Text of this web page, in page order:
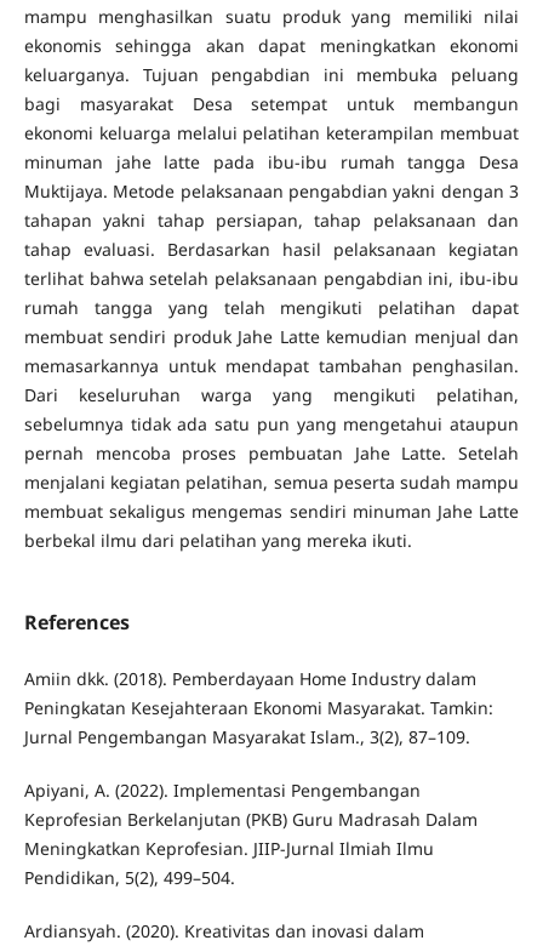
mampu menghasilkan suatu produk yang memiliki nilai
ekonomis sehingga akan dapat meningkatkan ekonomi
keluarganya. Tujuan pengabdian ini membuka peluang
bagi masyarakat Desa setempat untuk membangun
ekonomi keluarga melalui pelatihan keterampilan membuat
minuman jahe latte pada ibu-ibu rumah tangga Desa
Muktijaya. Metode pelaksanaan pengabdian yakni dengan 3
tahapan yakni tahap persiapan, tahap pelaksanaan dan
tahap evaluasi. Berdasarkan hasil pelaksanaan kegiatan
terlihat bahwa setelah pelaksanaan pengabdian ini, ibu-ibu
rumah tangga yang telah mengikuti pelatihan dapat
membuat sendiri produk Jahe Latte kemudian menjual dan
memasarkannya untuk mendapat tambahan penghasilan.
Dari keseluruhan warga yang mengikuti pelatihan,
sebelumnya tidak ada satu pun yang mengetahui ataupun
pernah mencoba proses pembuatan Jahe Latte. Setelah
menjalani kegiatan pelatihan, semua peserta sudah mampu
membuat sekaligus mengemas sendiri minuman Jahe Latte
berbekal ilmu dari pelatihan yang mereka ikuti.
References
Amiin dkk. (2018). Pemberdayaan Home Industry dalam
Peningkatan Kesejahteraan Ekonomi Masyarakat. Tamkin:
Jurnal Pengembangan Masyarakat Islam., 3(2), 87–109.
Apiyani, A. (2022). Implementasi Pengembangan
Keprofesian Berkelanjutan (PKB) Guru Madrasah Dalam
Meningkatkan Keprofesian. JIIP-Jurnal Ilmiah Ilmu
Pendidikan, 5(2), 499–504.
Ardiansyah. (2020). Kreativitas dan inovasi dalam